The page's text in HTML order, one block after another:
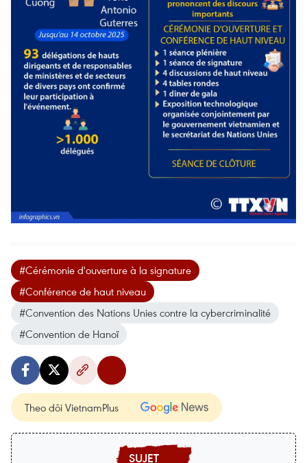
#Cérémonie d'ouverture à la signature
#Conférence de haut niveau
#Convention des Nations Unies contre la cybercriminalité
#Convention de Hanoï
Theo dõi VietnamPlus